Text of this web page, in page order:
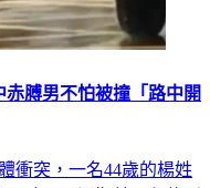
膊男不怕被撞「路中開
衝突，一名44歲的楊姓